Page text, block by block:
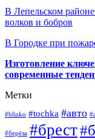
В Лепельском
волков и бобров
В Городке при
Изготовление
современные
Метки
#blizko #tochka #авто
#берёза #брест